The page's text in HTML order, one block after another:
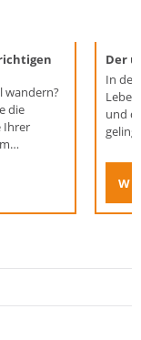
wandern?
Ihrer
Der
In der
und